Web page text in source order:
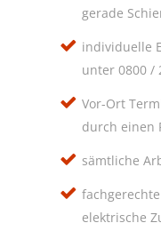
gerade
individuelle
unter 0800 /
Vor-Ort
durch einen
sämtliche
elektrische